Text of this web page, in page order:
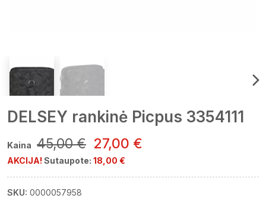
DELSEY rankinė Picpus 3354111
Kaina 45,00 € 27,00 €
AKCIJA! Sutaupote: 18,00 €
SKU: 0000057958